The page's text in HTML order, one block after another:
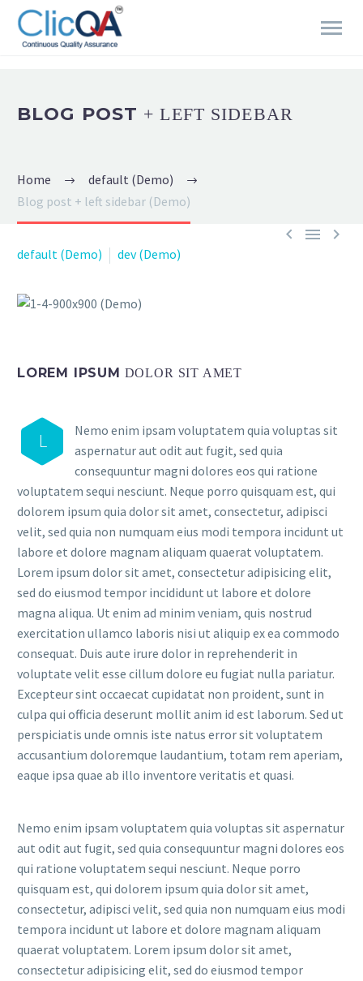
BLOG POST + LEFT SIDEBAR
Home
default (Demo)
Blog post + left sidebar (Demo)
  
default (Demo) dev (Demo)
LOREM IPSUM DOLOR SIT AMET
L
Nemo enim ipsam voluptatem quia voluptas sit
aspernatur aut odit aut fugit, sed quia
consequuntur magni dolores eos qui ratione
voluptatem sequi nesciunt. Neque porro quisquam est, qui
dolorem ipsum quia dolor sit amet, consectetur, adipisci
velit, sed quia non numquam eius modi tempora incidunt ut
labore et dolore magnam aliquam quaerat voluptatem.
Lorem ipsum dolor sit amet, consectetur adipisicing elit,
sed do eiusmod tempor incididunt ut labore et dolore
magna aliqua. Ut enim ad minim veniam, quis nostrud
exercitation ullamco laboris nisi ut aliquip ex ea commodo
consequat. Duis aute irure dolor in reprehenderit in
voluptate velit esse cillum dolore eu fugiat nulla pariatur.
Excepteur sint occaecat cupidatat non proident, sunt in
culpa qui officia deserunt mollit anim id est laborum. Sed ut
perspiciatis unde omnis iste natus error sit voluptatem
accusantium doloremque laudantium, totam rem aperiam,
eaque ipsa quae ab illo inventore veritatis et quasi.
Nemo enim ipsam voluptatem quia voluptas sit aspernatur
aut odit aut fugit, sed quia consequuntur magni dolores eos
qui ratione voluptatem sequi nesciunt. Neque porro
quisquam est, qui dolorem ipsum quia dolor sit amet,
consectetur, adipisci velit, sed quia non numquam eius modi
tempora incidunt ut labore et dolore magnam aliquam
quaerat voluptatem. Lorem ipsum dolor sit amet,
consectetur adipisicing elit, sed do eiusmod tempor